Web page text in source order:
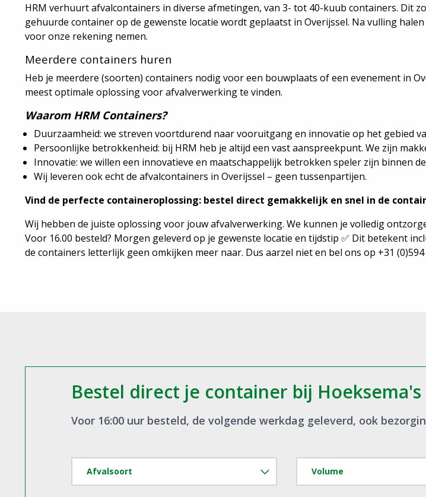
HRM verhuurt afvalcontainers in diverse afmetingen, van 3- tot 40-kuub containers. Dit
gehuurde container op de gewenste locatie wordt geplaatst in Overijssel. Na vulling
voor onze rekening nemen.
Meerdere containers huren
Heb je meerdere (soorten) containers nodig voor een bouwplaats of een evenement in
meest optimale oplossing voor afvalverwerking te vinden.
Waarom HRM Containers?
Duurzaamheid: we streven voortdurend naar vooruitgang en innovatie op het gebied
Persoonlijke betrokkenheid: bij HRM heb je altijd een vast aanspreekpunt. We zijn
Innovatie: we willen een innovatieve en maatschappelijk betrokken speler zijn binnen
Wij leveren ook echt de afvalcontainers in Overijssel – geen tussenpartijen.
Vind de perfecte containeroplossing: bestel direct gemakkelijk en snel in de
Wij hebben de juiste oplossing voor jouw afvalverwerking. We kunnen je volledig
Voor 16.00 besteld? Morgen geleverd op je gewenste locatie en tijdstip ✅ Dit betekent
de containers letterlijk geen omkijken meer naar. Dus aarzel niet en bel ons op +31